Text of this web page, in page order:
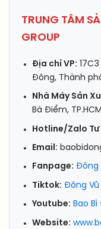
TRUNG TÂM
GROUP
Địa chỉ VP:
Đông, Thành
Nhà Máy Sản
Bà Điểm,
Hotline/Zalo Tư
Email:
Fanpage: Đông
Tiktok: Đông Vũ
Youtube: Bao Bì
Website: